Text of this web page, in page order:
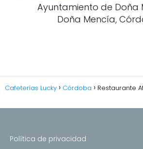
Ayuntamiento de Doña
Doña Mencía,
Cafeterías Lucky Córdoba Restaurante
Política de privacidad